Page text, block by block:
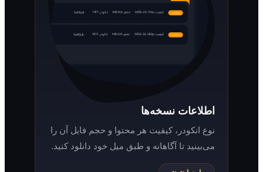
اطلاعات نسخه‌ها
نوع انکودر، کیفیت هر محتوا و حجم فایل آن را
می‌بینید تا آگاهانه و طبق میل خود دانلود کنید.